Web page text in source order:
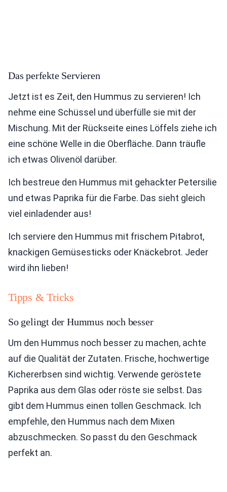
Das perfekte Servieren
Jetzt ist es Zeit, den Hummus zu servieren! Ich
nehme eine Schüssel und überfülle sie mit der
Mischung. Mit der Rückseite eines Löffels ziehe ich
eine schöne Welle in die Oberfläche. Dann träufle
ich etwas Olivenöl darüber.
Ich bestreue den Hummus mit gehackter Petersilie
und etwas Paprika für die Farbe. Das sieht gleich
viel einladender aus!
Ich serviere den Hummus mit frischem Pitabrot,
knackigen Gemüsesticks oder Knäckebrot. Jeder
wird ihn lieben!
Tipps & Tricks
So gelingt der Hummus noch besser
Um den Hummus noch besser zu machen, achte
auf die Qualität der Zutaten. Frische, hochwertige
Kichererbsen sind wichtig. Verwende geröstete
Paprika aus dem Glas oder röste sie selbst. Das
gibt dem Hummus einen tollen Geschmack. Ich
empfehle, den Hummus nach dem Mixen
abzuschmecken. So passt du den Geschmack
perfekt an.